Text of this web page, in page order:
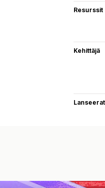
Resurssit
Kehittäjä